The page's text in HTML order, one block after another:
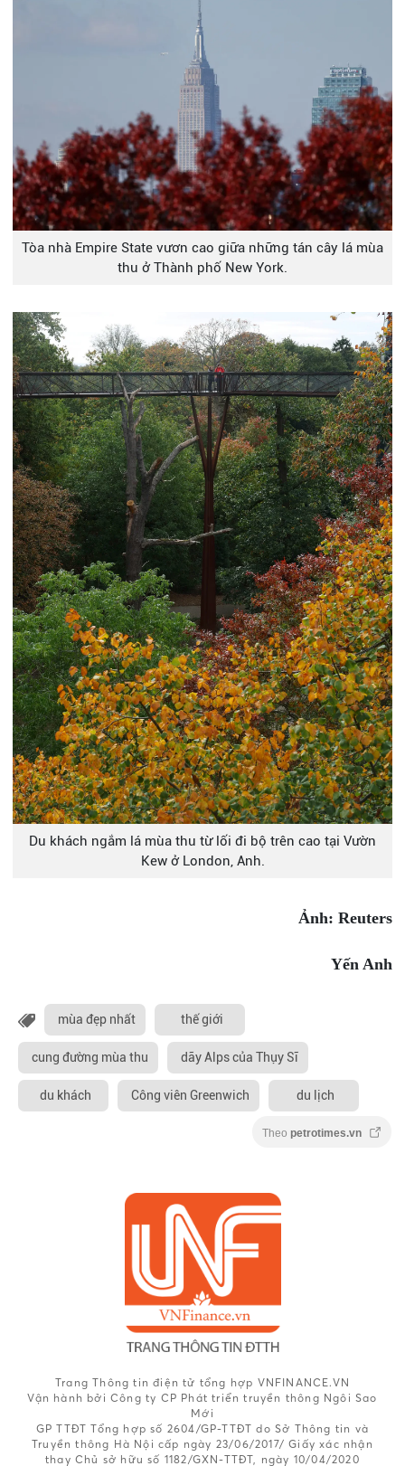
Tòa nhà Empire State vươn cao giữa những tán cây lá mùa
thu ở Thành phố New York.
Du khách ngắm lá mùa thu từ lối đi bộ trên cao tại Vườn
Kew ở London, Anh.
Ảnh: Reuters
Yến Anh
mùa đẹp nhất thế giới
cung đường mùa thu dãy Alps của Thụy Sĩ
du khách Công viên Greenwich du lịch
Theo petrotimes.vn
Trang Thông tin điện tử tổng hợp VNFINANCE.VN
Vận hành bởi Công ty CP Phát triển truyền thông Ngôi Sao
Mới
GP TTĐT Tổng hợp số 2604/GP-TTĐT do Sở Thông tin và
Truyền thông Hà Nội cấp ngày 23/06/2017/ Giấy xác nhận
thay Chủ sở hữu số 1182/GXN-TTĐT, ngày 10/04/2020